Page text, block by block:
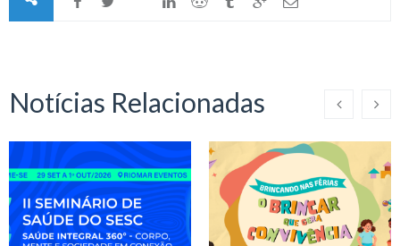
Notícias Relacionadas